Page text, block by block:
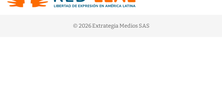
© 2026 Extrategia Medios SAS